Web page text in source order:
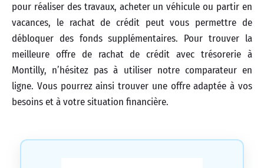
pour réaliser des travaux, acheter un véhicule ou partir en
vacances, le rachat de crédit peut vous permettre de
débloquer des fonds supplémentaires. Pour trouver la
meilleure offre de rachat de crédit avec trésorerie à
Montilly, n’hésitez pas à utiliser notre comparateur en
ligne. Vous pourrez ainsi trouver une offre adaptée à vos
besoins et à votre situation financière.